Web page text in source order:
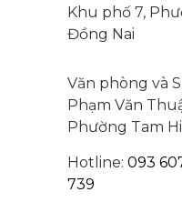
Khu phố 7,
Đồng Nai
Văn phòng và
Phạm Văn
Phường Tam
Hotline: 093
739